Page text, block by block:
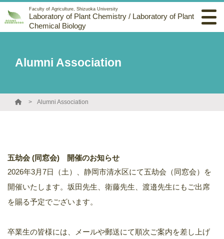
Faculty of Agriculture, Shizuoka University
Laboratory of Plant Chemistry / Laboratory of Plant
Chemical Biology
Alumni Association
Alumni Association
五劫会 (同窓会) 開催のお知らせ
2026年3月7日（土）、静岡市清水区にて五劫会（同窓会）を
開催いたします。坂田先生、衛藤先生、渡邉先生にもご出席
を賜る予定でございます。
卒業生の皆様には、メールや郵送にて順次ご案内を差し上げ